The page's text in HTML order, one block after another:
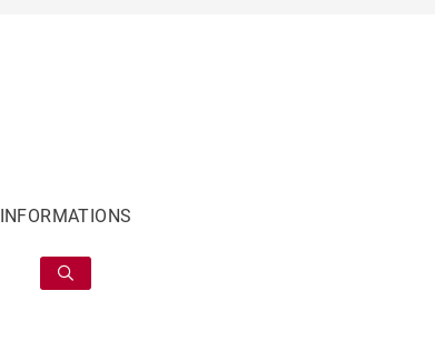
INFORMATIONS